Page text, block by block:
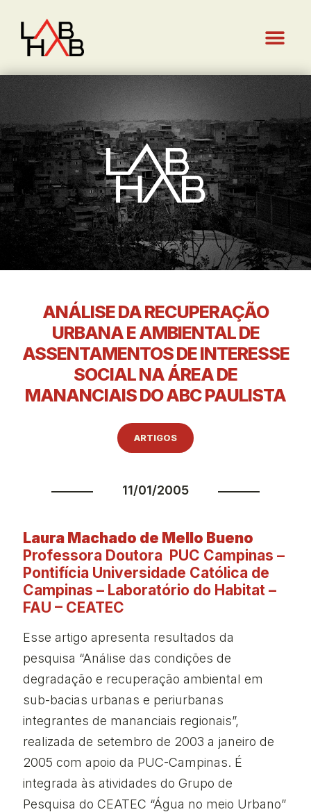
ANÁLISE DA RECUPERAÇÃO
URBANA E AMBIENTAL DE
ASSENTAMENTOS DE INTERESSE
SOCIAL NA ÁREA DE
MANANCIAIS DO ABC PAULISTA
ARTIGOS
11/01/2005
Laura Machado de Mello Bueno
Professora Doutora PUC Campinas –
Pontifícia Universidade Católica de
Campinas – Laboratório do Habitat –
FAU – CEATEC
Esse artigo apresenta resultados da
pesquisa “Análise das condições de
degradação e recuperação ambiental em
sub-bacias urbanas e periurbanas
integrantes de mananciais regionais”,
realizada de setembro de 2003 a janeiro de
2005 com apoio da PUC-Campinas. É
integrada às atividades do Grupo de
Pesquisa do CEATEC “Água no meio Urbano”